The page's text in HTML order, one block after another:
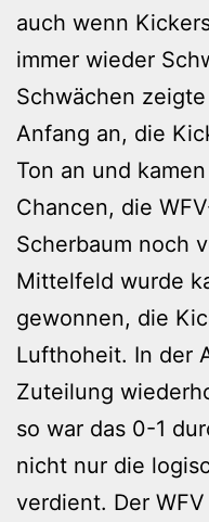
auch wenn
immer wieder
Schwächen
Anfang an, die
Ton an und
Chancen, die
Scherbaum noch
Mittelfeld wurde
gewonnen, die
Lufthoheit. In der
Zuteilung
so war das 0-1
nicht nur die
verdient. Der